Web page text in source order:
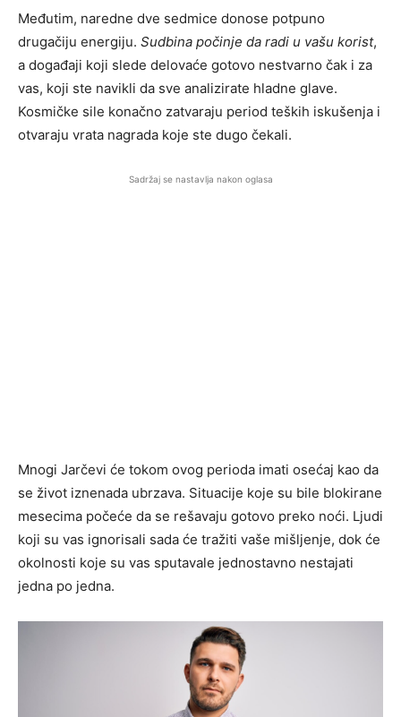
Međutim, naredne dve sedmice donose potpuno
drugačiju energiju. Sudbina počinje da radi u vašu korist,
a događaji koji slede delovaće gotovo nestvarno čak i za
vas, koji ste navikli da sve analizirate hladne glave.
Kosmičke sile konačno zatvaraju period teških iskušenja i
otvaraju vrata nagrada koje ste dugo čekali.
Sadržaj se nastavlja nakon oglasa
Mnogi Jarčevi će tokom ovog perioda imati osećaj kao da
se život iznenada ubrzava. Situacije koje su bile blokirane
mesecima počeće da se rešavaju gotovo preko noći. Ljudi
koji su vas ignorisali sada će tražiti vaše mišljenje, dok će
okolnosti koje su vas sputavale jednostavno nestajati
jedna po jedna.